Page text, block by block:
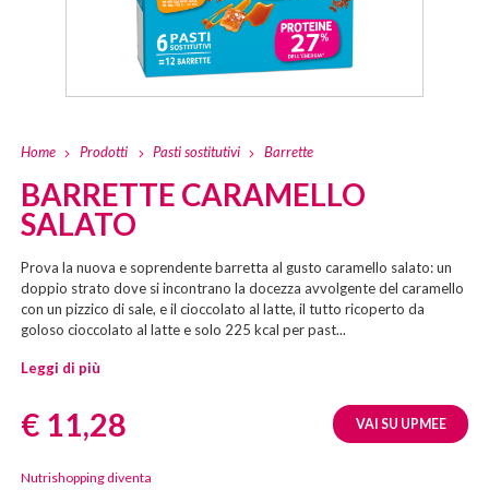
Home Prodotti Pasti sostitutivi Barrette
BARRETTE CARAMELLO
SALATO
Prova la nuova e soprendente barretta al gusto caramello salato: un
doppio strato dove si incontrano la docezza avvolgente del caramello
con un pizzico di sale, e il cioccolato al latte, il tutto ricoperto da
goloso cioccolato al latte e solo 225 kcal per past...
Leggi di più
Prezzo:
€ 11,28 VAI SU UPMEE
Nutrishopping diventa